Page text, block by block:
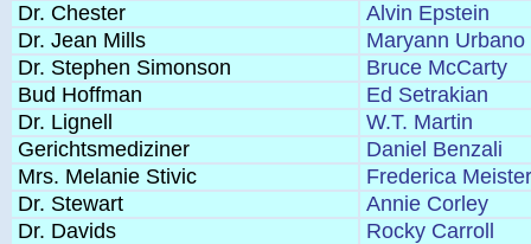
Dr. Chester
Alvin Epstein
Dr. Jean Mills
Maryann Urbano
Dr. Stephen Simonson
Bruce McCarty
Bud Hoffman
Ed Setrakian
Dr. Lignell
W.T. Martin
Gerichtsmediziner
Daniel Benzali
Mrs. Melanie Stivic
Frederica Meister
Dr. Stewart
Annie Corley
Dr. Davids
Rocky Carroll